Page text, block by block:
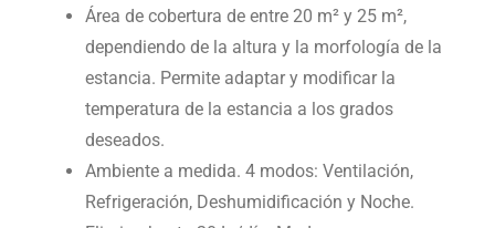
Área de cobertura de entre 20 m² y 25 m²,
dependiendo de la altura y la morfología de la
estancia. Permite adaptar y modificar la
temperatura de la estancia a los grados
deseados.
Ambiente a medida. 4 modos: Ventilación,
Refrigeración, Deshumidificación y Noche.